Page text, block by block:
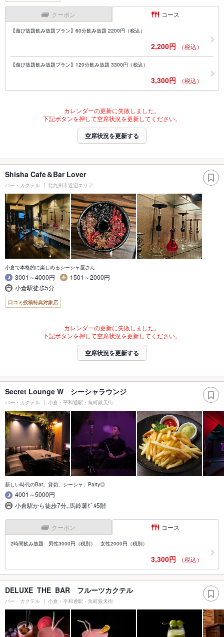
クーポン コース
【遊び放題飲み放題プラン】60分飲み放題 2200円（税込）
2,200円 （税込）
【遊び放題飲み放題プラン】120分飲み放題 3300円（税込）
3,300円 （税込）
カレンダーの更新に失敗しました。
下記ボタンを押して空席状況を更新してください。
空席状況を更新する
Shisha Cafe＆Bar Lover
バー・カクテル 北九州市近辺エリア
小倉で本格的に楽しめるシーシャ屋さん
3001～4000円
1501～2000円
小倉駅徒歩5分
口コミ投稿特典対象店
カレンダーの更新に失敗しました。
下記ボタンを押して空席状況を更新してください。
空席状況を更新する
Secret Lounge W シーシャラウンジ
バー・カクテル 小倉・平和通駅・魚町銀天街
新しい時代のBar。貸切、シーシャ、Party◎
4001～5000円
小倉駅から徒歩7分｡馬鈴薯ﾋﾞﾙ5階
クーポン コース
2時間飲み放題 男性3000円（税別） 女性2000円（税別）
3,300円 （税込）
DELUXE THE BAR フルーツカクテル
バー・カクテル 小倉・平和通駅・魚町銀天街